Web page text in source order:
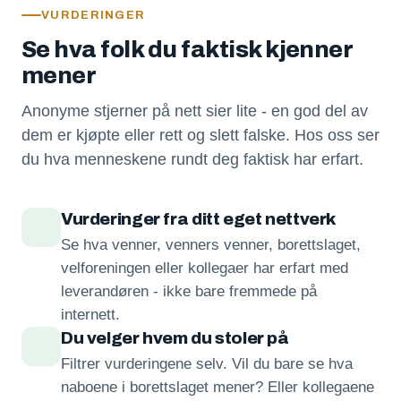
VURDERINGER
Se hva folk du faktisk kjenner
mener
Anonyme stjerner på nett sier lite - en god del av
dem er kjøpte eller rett og slett falske. Hos oss ser
du hva menneskene rundt deg faktisk har erfart.
Vurderinger fra ditt eget nettverk
Se hva venner, venners venner, borettslaget,
velforeningen eller kollegaer har erfart med
leverandøren - ikke bare fremmede på
internett.
Du velger hvem du stoler på
Filtrer vurderingene selv. Vil du bare se hva
naboene i borettslaget mener? Eller kollegaene